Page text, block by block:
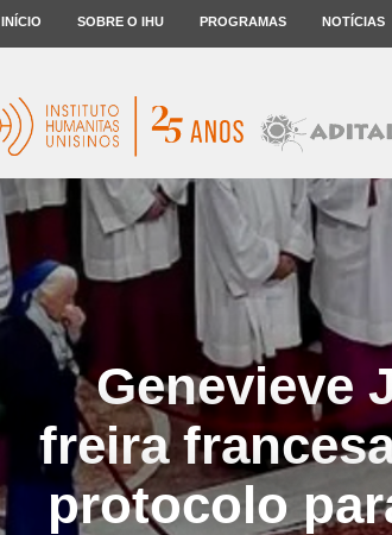
INÍCIO SOBRE O IHU PROGRAMAS NOTÍCIAS
Genevieve
freira
protocolo